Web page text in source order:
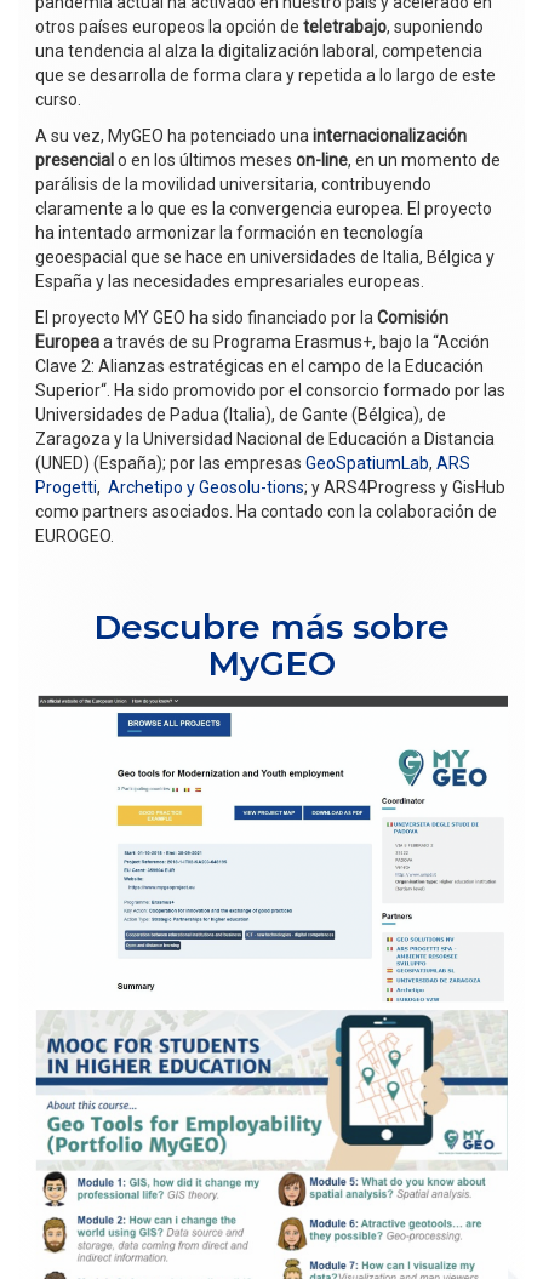
otros países europeos la opción de teletrabajo, suponiendo
una tendencia al alza la digitalización laboral, competencia
que se desarrolla de forma clara y repetida a lo largo de este
curso.
A su vez, MyGEO ha potenciado unainternacionalización
presencial o en los últimos meses on-line, en un momento de
parálisis de la movilidad universitaria, contribuyendo
claramente a lo que es la convergencia europea. El proyecto
ha intentado armonizar la formación en tecnología
geoespacial que se hace en universidades de Italia, Bélgica y
España y las necesidades empresariales europeas.
El proyecto MY GEO ha sido financiado por laComisión
Europeaa través de su Programa Erasmus+, bajo la “Acción
Clave 2: Alianzas estratégicas en el campo de la Educación
Superior“. Ha sido promovido por el consorcio formado por las
Universidades de Padua (Italia), de Gante (Bélgica), de
Zaragoza y la Universidad Nacional de Educación a Distancia
(UNED) (España); por las empresas GeoSpatiumLab, ARS
Progetti, Archetipo yGeosolu-tions; y ARS4Progress y GisHub
como partners asociados. Ha contado con la colaboración de
EUROGEO.
Descubre más sobre
MyGEO